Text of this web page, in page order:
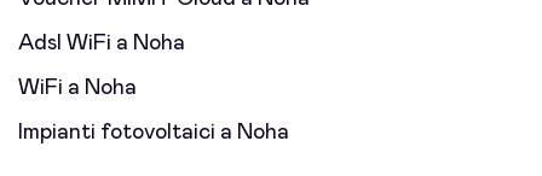
Adsl WiFi a Noha
WiFi a Noha
Impianti fotovoltaici a Noha